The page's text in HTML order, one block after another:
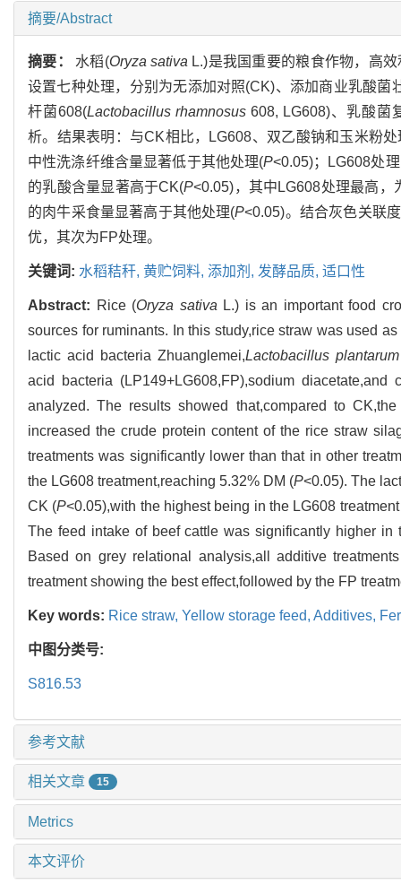
摘要/Abstract
摘要： 水稻(Oryza sativa L.)是我国重要的粮食作物，高
设置七种处理，分别为无添加对照(CK)、添加商业乳酸菌
杆菌608(Lactobacillus rhamnosus 608, LG608)、乳酸菌
析。结果表明：与CK相比，LG608、双乙酸钠和玉米粉
中性洗涤纤维含量显著低于其他处理(P<0.05)；LG608处
的乳酸含量显著高于CK(P<0.05)，其中LG608处理最高，
的肉牛采食量显著高于其他处理(P<0.05)。结合灰色关联
优，其次为FP处理。
关键词: 水稻秸秆, 黄贮饲料, 添加剂, 发酵品质, 适口性
Abstract: Rice (Oryza sativa L.) is an important food
sources for ruminants. In this study,rice straw was used
lactic acid bacteria Zhuanglemei,Lactobacillus plantarum
acid bacteria (LP149+LG608,FP),sodium
analyzed. The results showed that,compared to
increased the crude protein content of the rice straw
treatments was significantly lower than that in other
the LG608 treatment,reaching 5.32% DM (P<0.05). The
CK (P<0.05),with the highest being in the LG608
The feed intake of beef cattle was significantly higher
Based on grey relational analysis,all additive
treatment showing the best effect,followed by the FP
Key words: Rice straw, Yellow storage feed, Additives,
中图分类号:
S816.53
参考文献
相关文章 15
Metrics
本文评价